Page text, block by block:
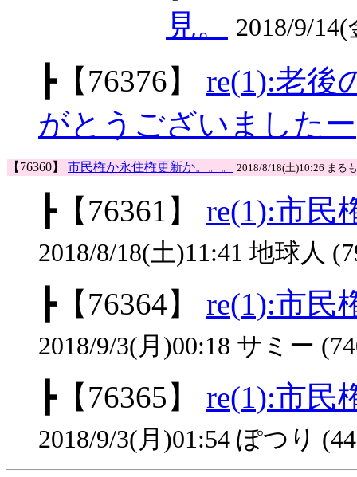
見。
2018/9/
┣【76376】
re(1):老後
がとうございましたー
【76360】 市民権か永住権更新か。。。 2018/8/18(土)10:26 まる
┣【76361】 re(1):市民
2018/8/18(土)11:41 地球人
┣【76364】 re(1):市民
2018/9/3(月)00:18 サミー
┣【76365】 re(1):市民
2018/9/3(月)01:54 ぽつり